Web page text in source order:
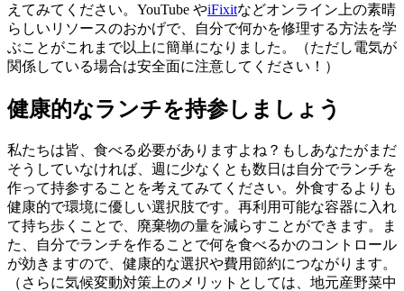
えてみてください。YouTube やiFixitなどオンライン上の素晴
らしいリソースのおかげで、自分で何かを修理する方法を学
ぶことがこれまで以上に簡単になりました。（ただし電気が
関係している場合は安全面に注意してください！）
健康的なランチを持参しましょう
私たちは皆、食べる必要がありますよね？もしあなたがまだ
そうしていなければ、週に少なくとも数日は自分でランチを
作って持参することを考えてみてください。外食するよりも
健康的で環境に優しい選択肢です。再利用可能な容器に入れ
て持ち歩くことで、廃棄物の量を減らすことができます。ま
た、自分でランチを作ることで何を食べるかのコントロール
が効きますので、健康的な選択や費用節約につながります。
（さらに気候変動対策上のメリットとしては、地元産野菜中